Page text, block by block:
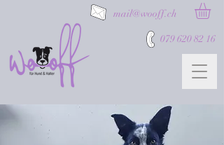
mail@wooff.ch
079 620 82 16